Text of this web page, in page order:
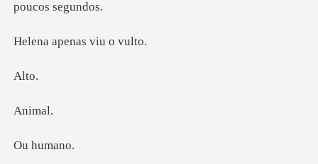
penas vi
l
im
hum